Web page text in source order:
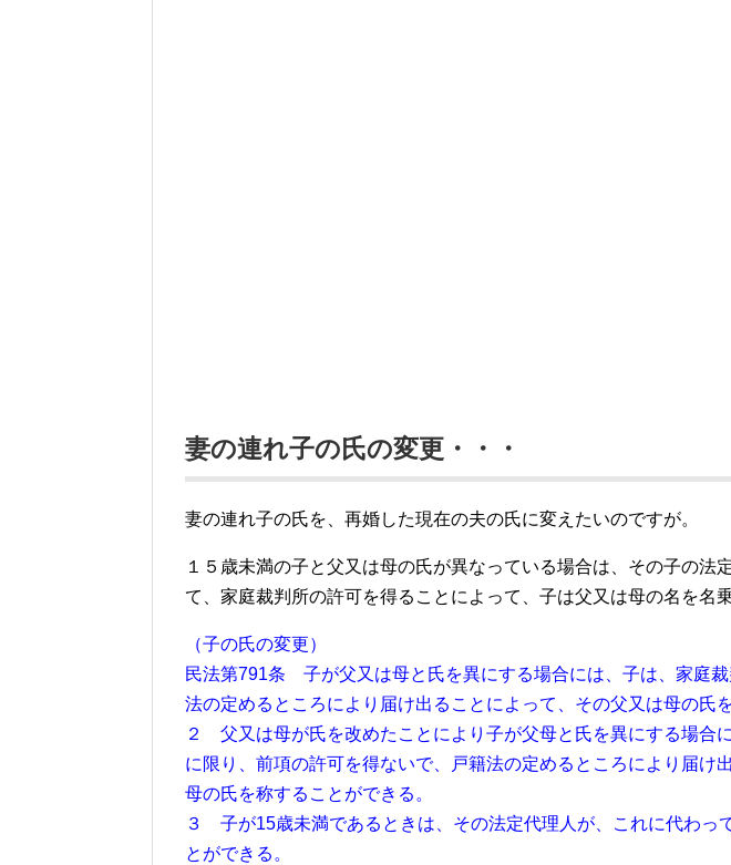
妻の連れ子の氏の変更・・・
妻の連れ子の氏を、再婚した現在の夫の氏に変えたいのですが。
１５歳未満の子と父又は母の氏が異なっている場合は、その子の法
て、家庭裁判所の許可を得ることによって、子は父又は母の名を名
（子の氏の変更）
民法第791条 子が父又は母と氏を異にする場合には、子は、家庭
法の定めるところにより届け出ることによって、その父又は母の氏
２ 父又は母が氏を改めたことにより子が父母と氏を異にする場合
に限り、前項の許可を得ないで、戸籍法の定めるところにより届け
母の氏を称することができる。
３ 子が15歳未満であるときは、その法定代理人が、これに代わっ
とができる。